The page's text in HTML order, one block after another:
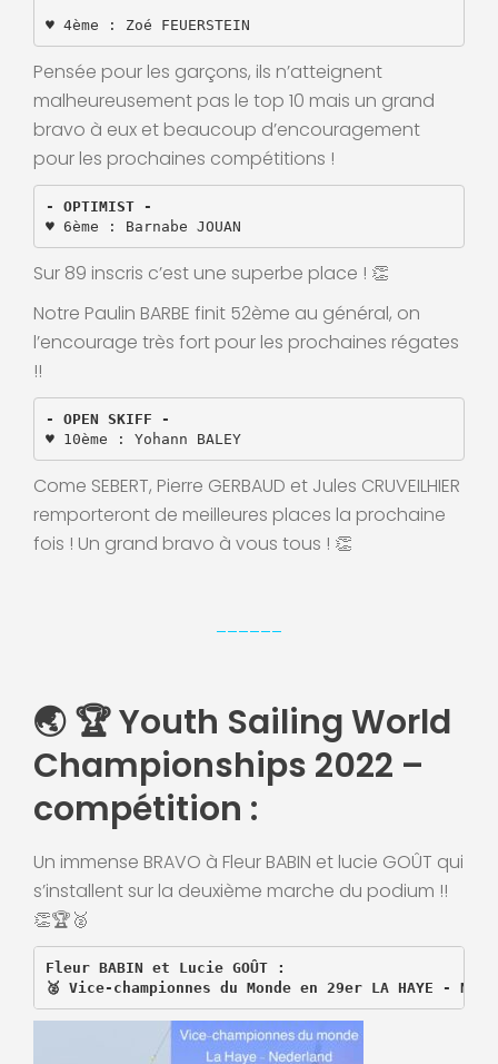
♥️ 4ème : Zoé FEUERSTEIN
Pensée pour les garçons, ils n’atteignent
malheureusement pas le top 10 mais un grand
bravo à eux et beaucoup d’encouragement
pour les prochaines compétitions !
- OPTIMIST -
♥️ 6ème : Barnabe JOUAN
Sur 89 inscris c’est une superbe place ! 👏
Notre Paulin BARBE finit 52ème au général, on
l’encourage très fort pour les prochaines régates
!!
- OPEN SKIFF -
♥️ 10ème : Yohann BALEY
Come SEBERT, Pierre GERBAUD et Jules CRUVEILHIER
remporteront de meilleures places la prochaine
fois ! Un grand bravo à vous tous ! 👏
🌏 🏆 Youth Sailing World
Championships 2022 –
compétition :
Un immense BRAVO à Fleur BABIN et lucie GOÛT qui
s’installent sur la deuxième marche du podium !!
👏🏆🥈
Fleur BABIN et Lucie GOÛT :